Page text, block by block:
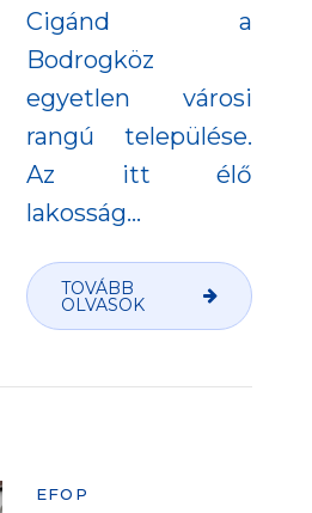
Cigánd a
Bodrogköz
egyetlen városi
rangú települése.
Az itt élő
lakosság...
TOVÁBB
OLVASOK
EFOP